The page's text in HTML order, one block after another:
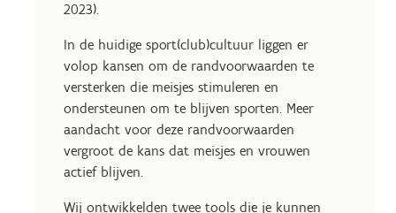
2023).
In de huidige sport(club)cultuur liggen er
volop kansen om de randvoorwaarden te
versterken die meisjes stimuleren en
ondersteunen om te blijven sporten. Meer
aandacht voor deze randvoorwaarden
vergroot de kans dat meisjes en vrouwen
actief blijven.
Wij ontwikkelden twee tools die je kunnen